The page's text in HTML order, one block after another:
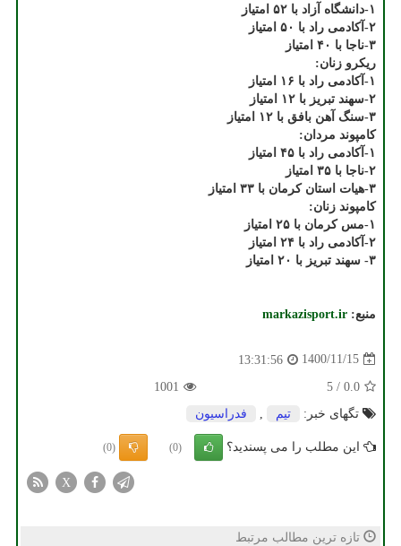
۱-دانشگاه آزاد با ۵۲ امتیاز
۲-آکادمی راد با ۵۰ امتیاز
۳-ناجا با ۴۰ امتیاز
ریکرو زنان:
۱-آکادمی راد با ۱۶ امتیاز
۲-سهند تبریز با ۱۲ امتیاز
۳-سنگ آهن بافق با ۱۲ امتیاز
کامپوند مردان:
۱-آکادمی راد با ۴۵ امتیاز
۲-ناجا با ۳۵ امتیاز
۳-هیات استان کرمان با ۳۳ امتیاز
کامپوند زنان:
۱-مس کرمان با ۲۵ امتیاز
۲-آکادمی راد با ۲۴ امتیاز
۳- سهند تبریز با ۲۰ امتیاز
منبع: markazisport.ir
1400/11/15
13:31:56
0.0
/
5
1001
تگهای خبر:
تیم فدراسیون
این مطلب را می پسندید؟ (0)
(0)
X
تازه ترین مطالب مرتبط